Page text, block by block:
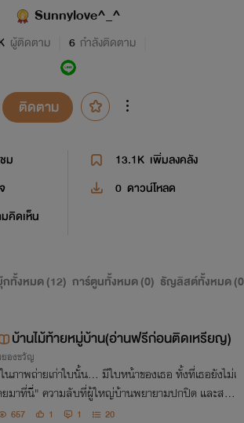
Sunnylove^_^
ผู้ติดตาม 6 กำลังติดตาม
ติดตาม
ม 13.1K เพิ่มลงคลัง
0 ดาวน์โหลด
คิดเห็น
ทั้งหมด (12) การ์ตูนทั้งหมด (0) ธัญลิสต์ทั้งหมด (0
บ้านไม้ท้ายหมู่บ้าน(อ่านฟรีก่อนติดเหรียญ)
องขวัญ
นภาพถ่ายเก่าใบนั้น... มีใบหน้าของเธอ ทั้งที่เธอยังไม่เ
มาที่นี่" ความลับที่ผู้ใหญ่บ้านพยายามปกปิด และสมุ
บันทึกที่เปื้อนเลือด กำลังบอกความจริงบางอย่างที่น่าก
657 1 1 20